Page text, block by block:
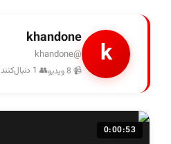
k
khandone
@khandone
📹 8 ویدیو 👥 1 دنبال‌کننده
0:00:53